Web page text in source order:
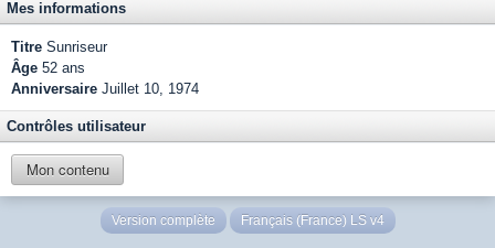
Mes informations
Titre Sunriseur
Âge 52 ans
Anniversaire Juillet 10, 1974
Contrôles utilisateur
Mon contenu
Version complète Français (France) LS v4